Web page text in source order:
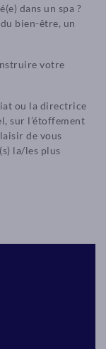
dans un spa ?
bien-être, un
votre
ou la directrice
sur l’étoffement
de vous
la/les plus